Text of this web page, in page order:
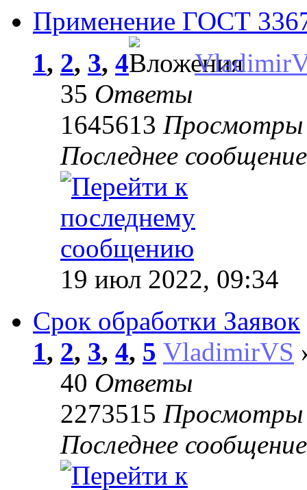
Применение ГОСТ
1, 2, 3, 4
35 Ответы
1645613 Просмотры
Последнее
19 июл 2022, 09:34
Срок обработки Заявок
1, 2, 3, 4, 5 VladimirVS
40 Ответы
2273515 Просмотры
Последнее